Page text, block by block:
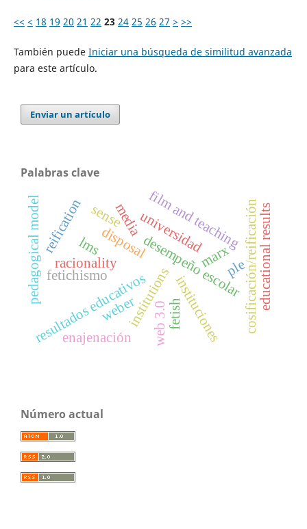
<< < 18 19 20 21 22 23 24 25 26 27 > >>
También puede Iniciar una búsqueda de similitud avanzada
para este artículo.
Enviar un artículo
Palabras clave
universidad
fetichismo
resultados educativos
desempeño escolar
racionality
weberinstitutionsinstituciones
fetish
disposal
reification
enajenación
cosificación/reificación
marx educational results
mediafilm and teaching
ple
lms
web 3.0
pedagogical model sense
Número actual